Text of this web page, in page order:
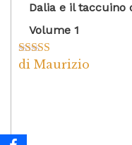
Dalia e il taccuino
Volume 1
Valutato4
di Maurizio